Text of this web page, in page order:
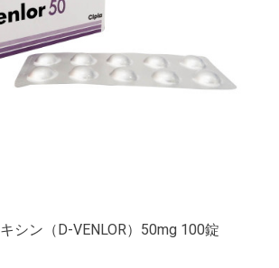
シン（D-VENLOR）50mg 100錠